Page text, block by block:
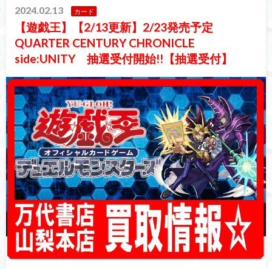
2024.02.13 カード
【遊戯王】【2/13更新】2/23発売予定
QUARTER CENTURY CHRONICLE
side:UNITY 抽選受付開始!!【抽選受付】